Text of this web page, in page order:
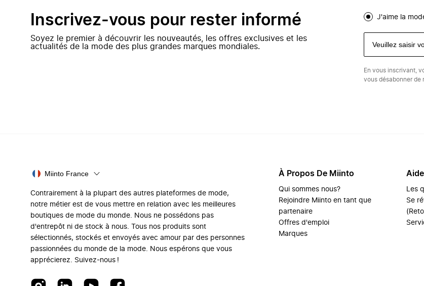
Inscrivez-vous pour rester informé
Soyez le premier à découvrir les nouveautés, les offres exclusives et les
actualités de la mode des plus grandes marques mondiales.
J'aime la
En vous inscrivant,
vous désabonner de
Miinto France
Contrairement à la plupart des autres plateformes de mode,
notre métier est de vous mettre en relation avec les meilleures
boutiques de mode du monde. Nous ne possédons pas
d'entrepôt ni de stock à nous. Tous nos produits sont
sélectionnés, stockés et envoyés avec amour par des personnes
passionnées du monde de la mode. Nous espérons que vous
apprécierez. Suivez-nous !
À Propos De Miinto
Qui sommes nous?
Rejoindre Miinto en tant que
partenaire
Offres d'emploi
Marques
Aide
Les
Se